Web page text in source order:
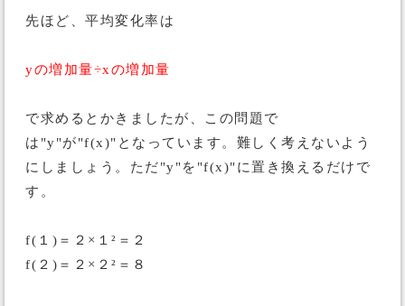
先ほど、平均変化率は
yの増加量÷xの増加量
で求めるとかきましたが、この問題で
は"y"が"f(x)"となっています。難しく考えないよう
にしましょう。ただ"y"を"f(x)"に置き換えるだけで
す。
f(１)＝２×１²＝２
f(２)＝２×２²＝８